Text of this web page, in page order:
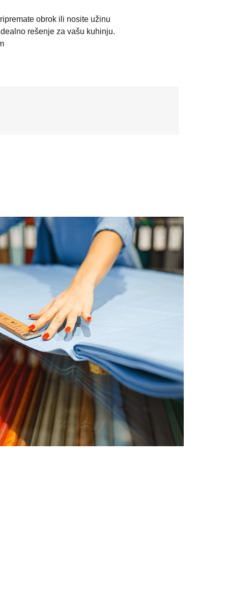
obrok ili nosite užinu
rešenje za vašu kuhinju.